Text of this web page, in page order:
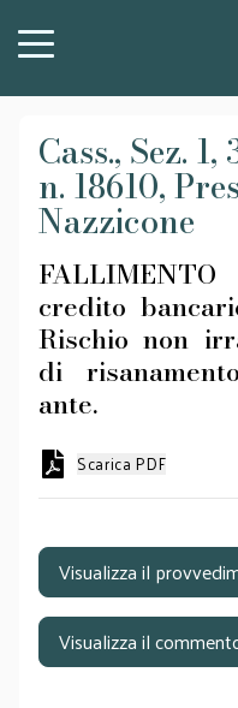
Cass., Sez.
n. 18610,
Nazzicone
credito
Rischio non
di
ante.
Scarica PDF
Visualizza il
Visualizza il